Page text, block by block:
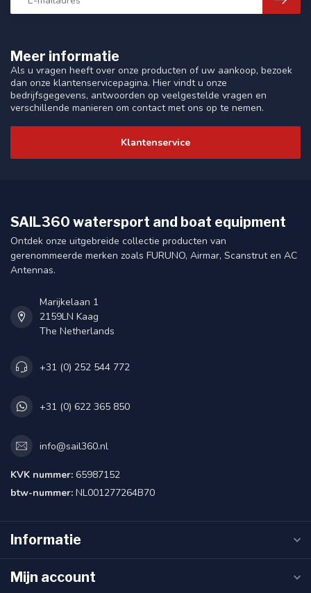
Meer informatie
Als u vragen heeft over onze producten of uw aankoop, bezoek
dan onze klantenservicepagina. Hier vindt u onze
bedrijfsgegevens, antwoorden op veelgestelde vragen en
verschillende manieren om contact met ons op te nemen.
Klantenservice
SAIL360 watersport and boat equipment
Ontdek onze uitgebreide collectie producten van
gerenommeerde merken zoals FURUNO, Airmar, Scanstrut en AC
Antennas.
Marijkelaan 1
2159LN Kaag
The Netherlands
+31 (0) 252 544 772
+31 (0) 622 365 850
info@sail360.nl
KVK nummer: 65987152
btw-nummer: NL001277264B70
Informatie
Mijn account